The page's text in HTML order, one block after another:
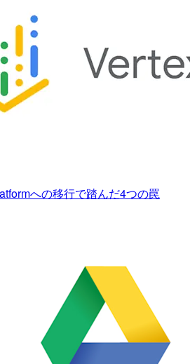
への移行で踏んだ4つの罠